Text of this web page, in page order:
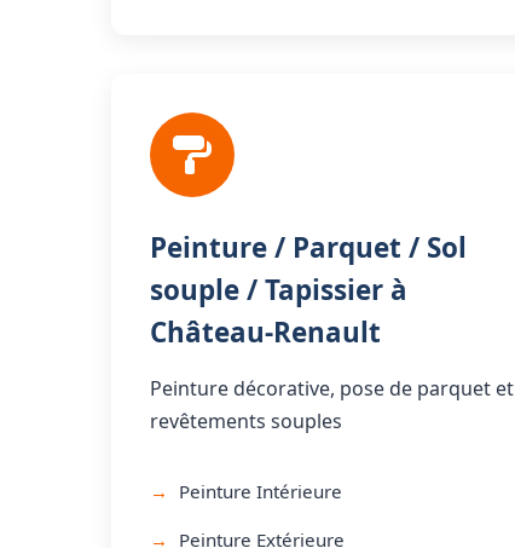
Peinture / Parquet / Sol
souple / Tapissier à
Château-Renault
Peinture décorative, pose de parquet et
revêtements souples
Peinture Intérieure
Peinture Extérieure